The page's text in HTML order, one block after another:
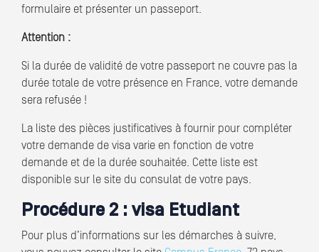
formulaire et présenter un passeport.
Attention :
Si la durée de validité de votre passeport ne couvre pas la
durée totale de votre présence en France, votre demande
sera refusée !
La liste des pièces justificatives à fournir pour compléter
votre demande de visa varie en fonction de votre
demande et de la durée souhaitée. Cette liste est
disponible sur le site du consulat de votre pays.
Procédure 2 : visa Etudiant
Pour plus d’informations sur les démarches à suivre,